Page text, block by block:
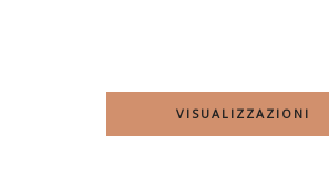
VISUALIZZAZIONI